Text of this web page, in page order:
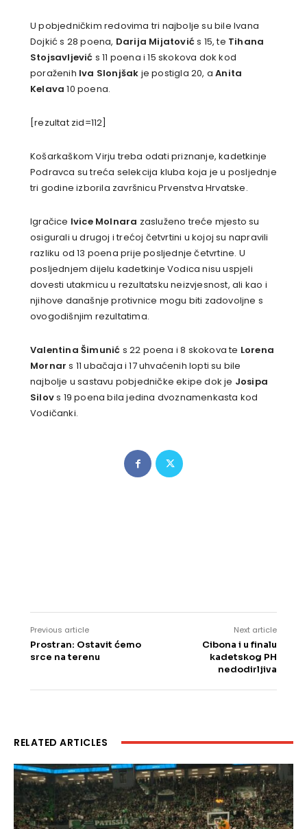
U pobjedničkim redovima tri najbolje su bile Ivana
Dojkić s 28 poena, Darija Mijatovićs 15, te Tihana
Stojsavljević s 11 poena i 15 skokova dok kod
poraženih Iva Slonjšak je postigla 20, aAnita
Kelava 10 poena.
[rezultat zid=112]
Košarkaškom Virju treba odati priznanje, kadetkinje
Podravca su treća selekcija kluba koja je u posljednje
tri godine izborila završnicu Prvenstva Hrvatske.
Igračice Ivice Molnara zasluženo treće mjesto su
osigurali u drugoj i trećoj četvrtini u kojoj su napravili
razliku od 13 poena prije posljednje četvrtine. U
posljednjem dijelu kadetkinje Vodica nisu uspjeli
dovesti utakmicu u rezultatsku neizvjesnost, ali kao i
njihove današnje protivnice mogu biti zadovoljne s
ovogodišnjim rezultatima.
Valentina Šimunić s 22 poena i 8 skokova te Lorena
Mornar s 11 ubačaja i 17 uhvaćenih lopti su bile
najbolje u sastavu pobjedničke ekipe dok je Josipa
Silovs 19 poena bila jedina dvoznamenkasta kod
Vodičanki.
Previous article
Prostran: Ostavit ćemo
srce na terenu
Next article
Cibona i u finalu
kadetskog PH
nedodirljiva
RELATED ARTICLES